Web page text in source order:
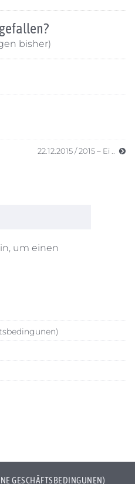
bisher)
22.12.2015 / 2015 – Ei ..
um einen
GESCHÄFTSBEDINGUNEN)